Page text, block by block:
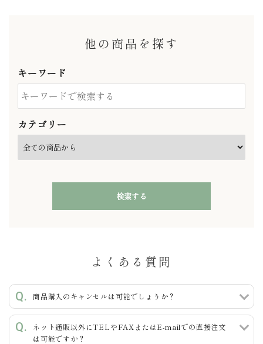
他の商品を探す
キーワード
カテゴリー
検索する
カテゴリー
よくある質問
商品購入のキャンセルは可能でしょうか？
ネット通販以外にTELやFAXまたはE-mailでの直接注文
は可能ですか？